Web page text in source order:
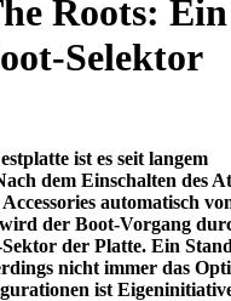
Roots:
Selektor
ist es seit langem
dem Einschalten des
automatisch
der Boot-Vorgang
der Platte. Ein
nicht immer das
ist